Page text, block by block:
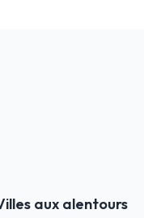
aux alentours